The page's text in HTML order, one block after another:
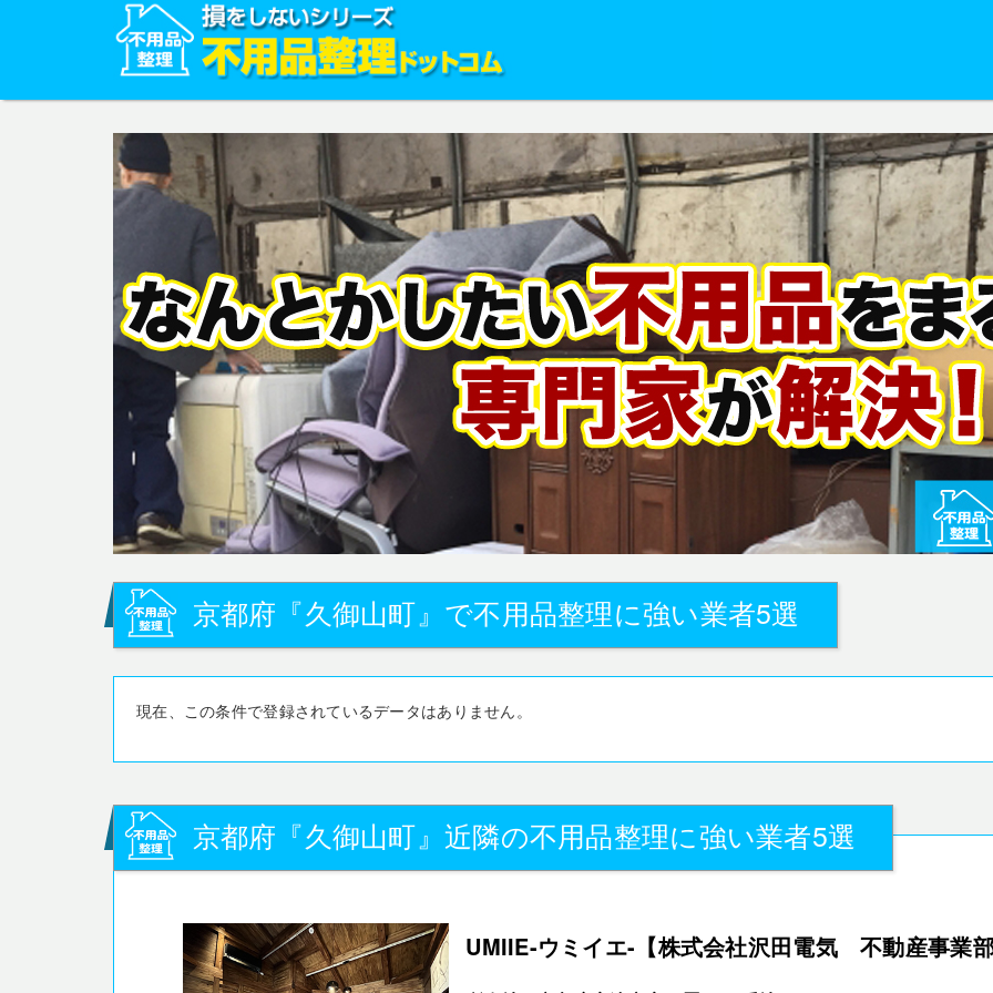
京都府『久御山町』で不用品整理に強い業者5選
現在、この条件で登録されているデータはありません。
京都府『久御山町』近隣の不用品整理に強い業者5選
UMIIE-ウミイエ-【株式会社沢田電気 不動産事業